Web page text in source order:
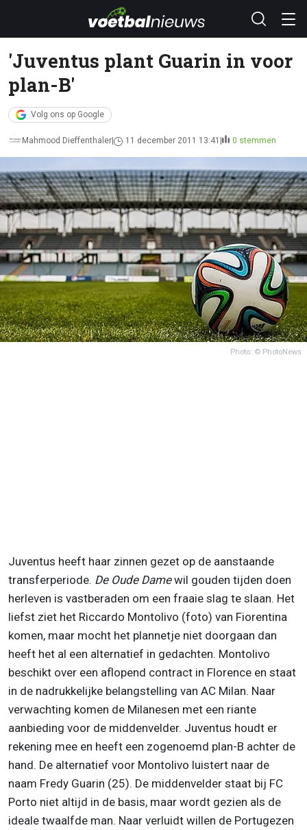
'Juventus plant Guarin in voor
plan-B'
Volg ons op Google
Mahmood Dieffenthaler 11 december 2011 13:41 0 stemmen
Photo: © PhotoNews
Juventus heeft haar zinnen gezet op de aanstaande
transferperiode. De Oude Damewil gouden tijden doen
herleven is vastberaden om een fraaie slag te slaan. Het
liefst ziet het Riccardo Montolivo (foto) van Fiorentina
komen, maar mocht het plannetje niet doorgaan dan
heeft het al een alternatief in gedachten. Montolivo
beschikt over een aflopend contract in Florence en staat
in de nadrukkelijke belangstelling van AC Milan. Naar
verwachting komen de Milanesen met een riante
aanbieding voor de middenvelder. Juventus houdt er
rekening mee en heeft een zogenoemd plan-B achter de
hand. De alternatief voor Montolivo luistert naar de
naam Fredy Guarin (25). De middenvelder staat bij FC
Porto niet altijd in de basis, maar wordt gezien als de
ideale twaalfde man. Naar verluidt willen de Portugezen